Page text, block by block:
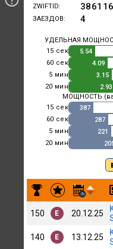
ZWIFTID 386116
ЗАЕЗДОВ 4
УДЕЛЬНАЯ
15 сек
5.54
60 сек
4.09
5 мин
3.15
20 мин
2.93
МОЩНОСТЬ
15 сек
387
60 сек
287
5 мин
221
20 мин
Результаты заездов A. Paskannyy [C+]PBO&M
150 E 20.12.25
140 E 13.12.25